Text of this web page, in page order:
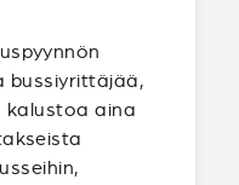
bussiyrittäjää,
kalustoa aina